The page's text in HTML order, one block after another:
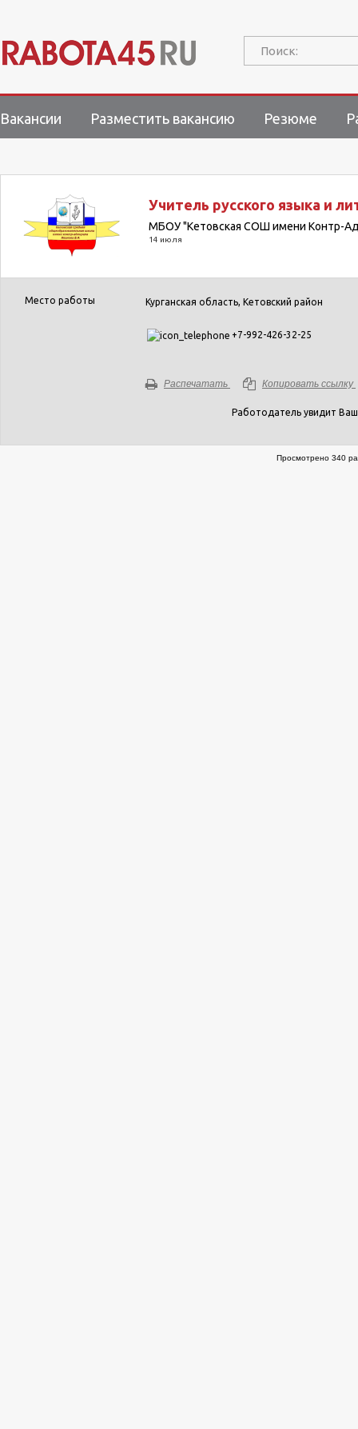
Поиск:
Вакансии Разместить вакансию Резюме
Учитель русского языка и
МБОУ "Кетовская СОШ имени Контр-
14 июля
Место работы Курганская область, Кетовский район
+7-992-426-32-25
Распечатать Копировать ссылку
Работодатель увидит
Просмотрено 340